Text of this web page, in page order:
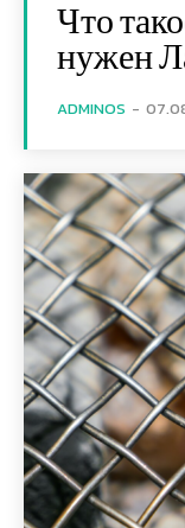
Что
нужен
ADMINOS -